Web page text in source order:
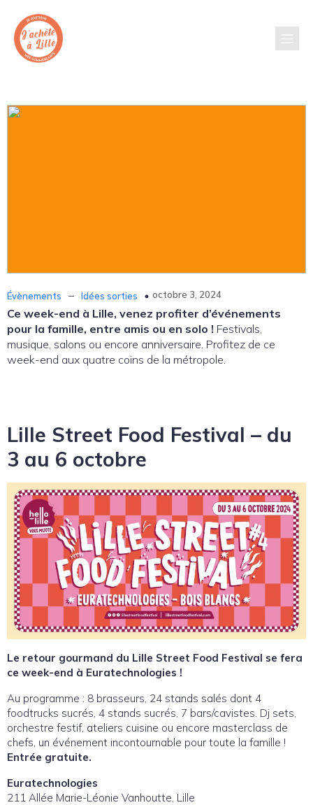
Évènements – Idées sorties octobre 3, 2024
Ce week-end à Lille, venez profiter d’événements
pour la famille, entre amis ou en solo ! Festivals,
musique, salons ou encore anniversaire. Profitez de ce
week-end aux quatre coins de la métropole.
Lille Street Food Festival – du
3 au 6 octobre
Le retour gourmand du Lille Street Food Festival se fera
ce week-end à Euratechnologies !
Au programme : 8 brasseurs, 24 stands salés dont 4
foodtrucks sucrés, 4 stands sucrés, 7 bars/cavistes. Dj sets,
orchestre festif, ateliers cuisine ou encore masterclass de
chefs, un événement incontournable pour toute la famille !
Entrée gratuite.
Euratechnologies
211 Allée Marie-Léonie Vanhoutte, Lille